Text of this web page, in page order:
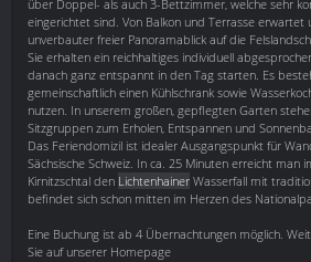
über Doppel- als auch 3-Bettzimmer, welche sehr
eingerichtet sind. Von Balkon und Terrasse erwartet
unverbauter freier Panoramablick auf die
Sie erhalten ein reichhaltiges individuell
danach ganz entspannt in den Tag starten. Es
gemeinschaftlich einen Kühlschrank sowie
nutzen. In unserem großen, gepflegten Garten
Sitzgruppen zum Erholen, Entspannen und
Das Feriendomizil ist idealer Ausgangspunkt für
Sächsische Schweiz. In ca. 25 Minuten erreicht man
Kirnitzschtal den Lichtenhainer Wasserfall mit
befindet sich schon mitten im Herzen des
Eine Buchung ist ab 4 Übernachtungen möglich.
Sie auf unserer Homepage